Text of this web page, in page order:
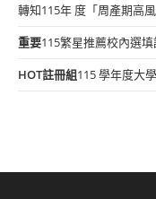
轉知115年 度「周產期高
重要115繁星推薦校內選填
HOT註冊組115 學年度大